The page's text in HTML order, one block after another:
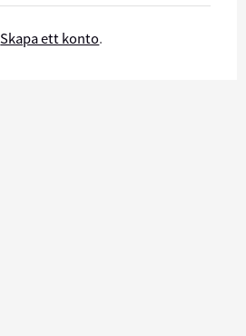
Skapa ett konto.